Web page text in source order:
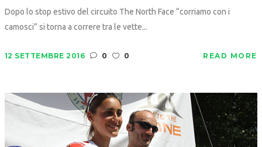
Dopo lo stop estivo del circuito The North Face “corriamo con i
camosci” si torna a correre tra le vette...
12 SETTEMBRE 2016 0 0 READ MORE